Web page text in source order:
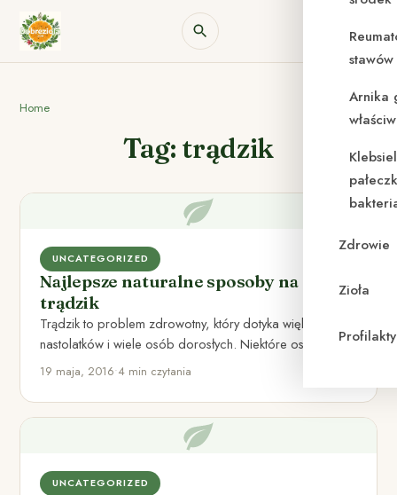
Arnika
Zdrowie
Zioła
Home
Tag: trądzik
UNCATEGORIZED
Najlepsze naturalne sposoby na
trądzik
Trądzik to problem zdrowotny, który dotyka większość
nastolatków i wiele osób dorosłych. Niektóre osoby
ciągle szukają skutecznej terapii…
19 maja, 2016•4 min czytania
UNCATEGORIZED